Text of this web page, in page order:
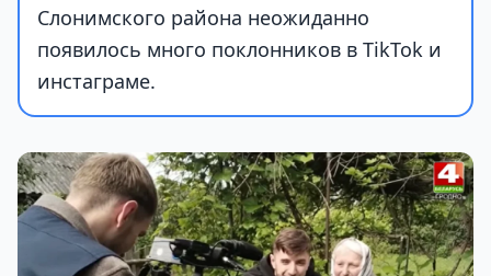
Слонимского района неожиданно
появилось много поклонников в TikTok и
инстаграме.